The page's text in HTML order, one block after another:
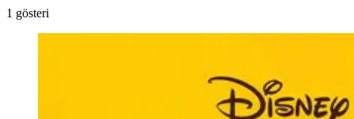
1 gösteri